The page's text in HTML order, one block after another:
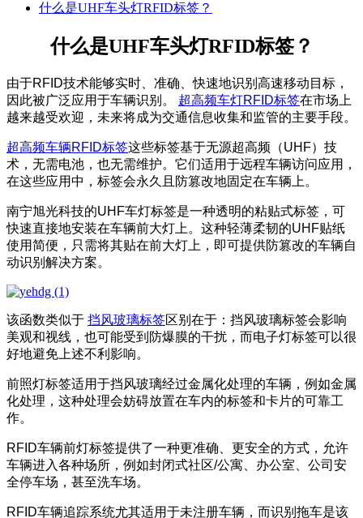
什么是UHF车头灯RFID标签？
什么是UHF车头灯RFID标签？
由于RFID技术能够实时、准确、快速地识别高速移动目标，
因此被广泛应用于车辆识别。 超高频车灯RFID标签在市场上
越来越受欢迎，未来将成为交通信息收集和监管的主要手段。
超高频车辆RFID标签这些标签基于无源超高频（UHF）技
术，无需电池，也无需维护。它们适用于远程车辆访问应用，
在这些应用中，标签会永久且防篡改地固定在车辆上。
南宁旭光科技的UHF车灯标签是一种透明的粘贴式标签，可
快速直接地安装在车辆前大灯上。这种轻薄柔韧的UHF贴纸
使用简便，只需将其贴在前大灯上，即可提供防篡改的车辆自
动识别解决方案。
该函数类似于 挡风玻璃标签区别在于：挡风玻璃标签会影响
美观和视线，也可能受到防爆膜的干扰，而电子灯标签可以很
好地避免上述不利影响。
前照灯标签适用于挡风玻璃经过金属化处理的车辆，例如金属
化处理，这种处理会妨碍放置在车内的标签和卡片的可靠工
作。
RFID车辆前灯标签提供了一种更准确、更安全的方式，允许
车辆进入各种场所，例如封闭式社区/公寓、办公室、公司安
全停车场，甚至洗车场。
RFID车辆追踪系统尤其适用于未注册车辆，而识别拖车是该